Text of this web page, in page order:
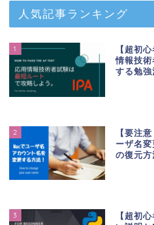
人気記事ランキング
1
【超初
情報技
する勉強
2
【要注
ーザ名
の復元方
3
【超初